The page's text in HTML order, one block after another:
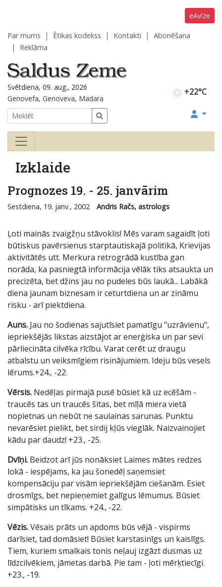
eAvīze
Par mums Ētikas kodekss Kontakti
Abonēšana
Reklāma
+22°C
Svētdiena, 09. aug., 2026
Genovefa, Genoveva, Madara
Izklaide
Prognozes 19. - 25. janvārim
Sestdiena, 19. janv., 2002 Andris Račs, astrologs
Ļoti mainās zvaigžņu stāvoklis! Mēs varam sagaidīt ļoti
būtiskus pavērsienus starptautiskajā politikā, Krievijas
aktivitātēs utt. Merkura retrogrādā kustība gan
norāda, ka pasniegtā informācija vēlāk tiks atsaukta un
precizēta, bet džins jau no pudeles būs laukā... Labākā
diena jaunam biznesam ir ceturtdiena un ar zināmu
risku - arī piektdiena.
Auns. Jau no šodienas sajutīsiet pamatīgu "uzrāvienu",
iepriekšējās likstas aizstājot ar enerģiska un par sevi
pārliecināta cilvēka rīcību. Varat cerēt uz draugu
atbalstu un veiksmīgiem risinājumiem. Ideju būs vesels
lērums.+24., -22.
Vērsis. Nedēļas pirmajā pusē būsiet kā uz ecēšām -
traucēs tas un traucēs šitas, bet mīļā miera vietā
nopietnas un nebūt ne saulainas sarunas. Punktu
nevarēsiet pielikt, bet sirdij kļūs vieglāk. Naizvainojiet
kādu par daudz! +23., -25.
Dvīņi. Beidzot arī jūs nonāksiet Laimes mātes redzes
lokā - iespējams, ka jau šonedēļ saņemsiet
kompensāciju par visām iepriekšējām ciešanām. Esiet
drosmīgs, bet nepieņemiet galīgus lēmumus. Būsiet
simpātisks un tīkams. +24., -22.
Vēzis.Vēsais prāts un apdoms būs vējā - vispirms
darīsiet, tad domāsiet! Būsiet karstasinīgs un kaislīgs.
Tiem, kuriem smalkais tonis neļauj izgāzt dusmas uz
līdzcilvēkiem, jāmetas darbā. Pie tam - ļoti mērķtiecīgi.
+23., -19.